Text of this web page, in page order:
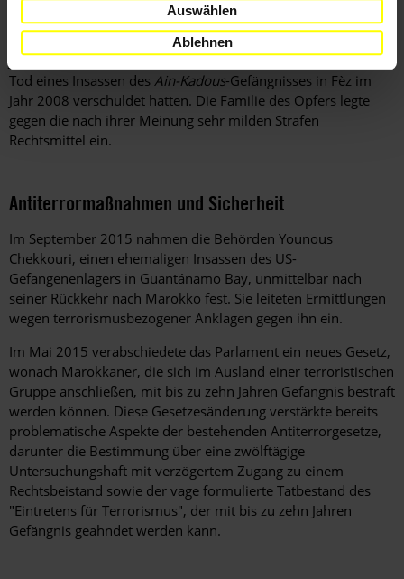
Auswählen
Ablehnen
einlegen können.
Im Juni 2015 verurteilte ein Gericht in Fès zwei
Justizvollzugsbeamte zu fünf Jahren Gefängnis, weil sie den
Tod eines Insassen des Ain-Kadous-Gefängnisses in Fèz im
Jahr 2008 verschuldet hatten. Die Familie des Opfers legte
gegen die nach ihrer Meinung sehr milden Strafen
Rechtsmittel ein.
Antiterrormaßnahmen und Sicherheit
Im September 2015 nahmen die Behörden Younous
Chekkouri, einen ehemaligen Insassen des US-
Gefangenenlagers in Guantánamo Bay, unmittelbar nach
seiner Rückkehr nach Marokko fest. Sie leiteten Ermittlungen
wegen terrorismusbezogener Anklagen gegen ihn ein.
Im Mai 2015 verabschiedete das Parlament ein neues Gesetz,
wonach Marokkaner, die sich im Ausland einer terroristischen
Gruppe anschließen, mit bis zu zehn Jahren Gefängnis bestraft
werden können. Diese Gesetzesänderung verstärkte bereits
problematische Aspekte der bestehenden Antiterrorgesetze,
darunter die Bestimmung über eine zwölftägige
Untersuchungshaft mit verzögertem Zugang zu einem
Rechtsbeistand sowie der vage formulierte Tatbestand des
"Eintretens für Terrorismus", der mit bis zu zehn Jahren
Gefängnis geahndet werden kann.